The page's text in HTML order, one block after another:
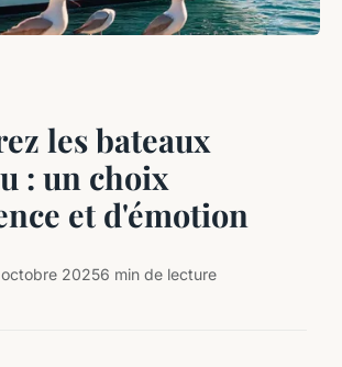
les bateaux
: un choix
et d'émotion
20256 min de lecture